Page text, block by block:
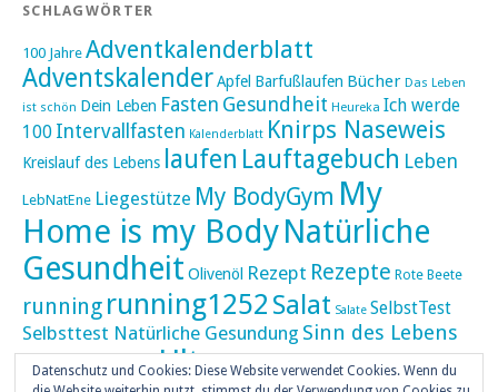
SCHLAGWÖRTER
100 Jahre Adventkalenderblatt
AdventskalenderApfel Barfußlaufen Bücher Das Leben
ist schön Dein Leben Fasten Gesundheit Heureka Ich werde
100 Intervallfasten Kalenderblatt Knirps Naseweis
Kreislauf des Lebens laufen Lauftagebuch Leben
LebNatEne Liegestütze My BodyGym My
Home is my Body Natürliche
Gesundheit Olivenöl Rezept Rezepte Rote Beete
running running1252 Salat Salate SelbstTest
Selbsttest Natürliche Gesundung Sinn des Lebens
Skaten Tageskalender UltraUltramarathon
Datenschutz und Cookies: Diese Website verwendet Cookies. Wenn du